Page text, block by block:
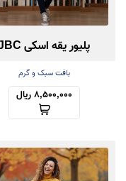
پلیور یقه اسکی JBC
بافت سبک و گرم
8,500,000 ریال